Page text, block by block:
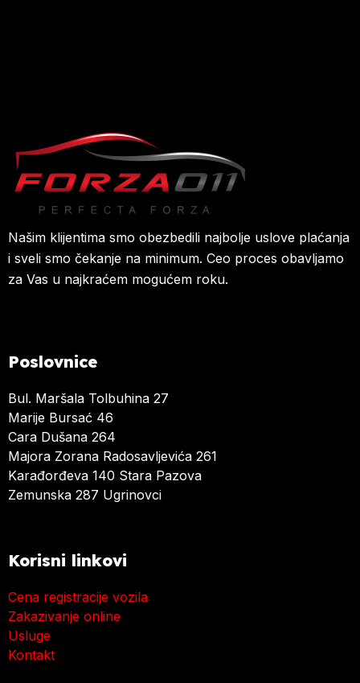
Našim klijentima smo obezbedili najbolje uslove plaćanja
i sveli smo čekanje na minimum. Ceo proces obavljamo
za Vas u najkraćem mogućem roku.
Poslovnice
Bul. Maršala Tolbuhina 27
Marije Bursać 46
Cara Dušana 264
Majora Zorana Radosavljevića 261
Karađorđeva 140 Stara Pazova
Zemunska 287 Ugrinovci
Korisni linkovi
Cena registracije vozila
Zakazivanje online
Usluge
Kontakt